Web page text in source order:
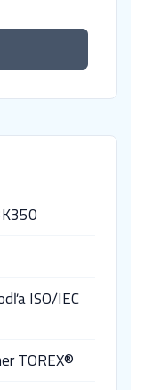
ISO/IEC
TOREX®